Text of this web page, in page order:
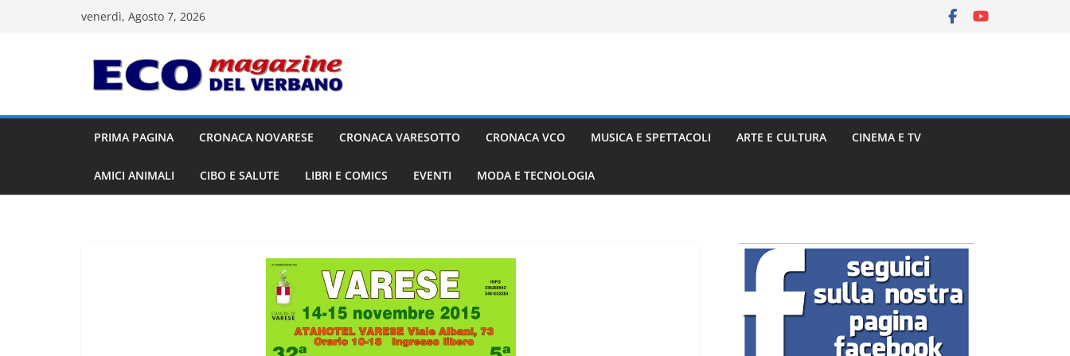
venerdì, Agosto 7, 2026
PRIMA PAGINA CRONACA NOVARESE CRONACA VARESOTTO CRONACA VCO MUSICA E SPETTACOLI ARTE E CULTURA CINEMA E TV
AMICI ANIMALI CIBO E SALUTE LIBRI E COMICS EVENTI MODA E TECNOLOGIA